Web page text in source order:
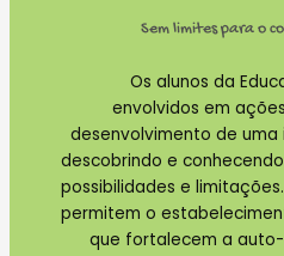
Sem limites para o
Os alunos da
envolvidos em
desenvolvimento de
descobrindo e
possibilidades e
permitem o
que fortalecem a